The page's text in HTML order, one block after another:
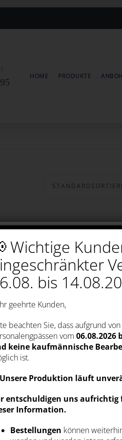
HOME PRODUKTE
Wichtige
bis
geehrte Kunden,
beachten Sie, dass aufgrund
vom06.08.2026
keine kaufmännische
ist.
Unsere Produktion läuft
entschuldigen uns
Information.
Bestellungen können
Wir verwenden
Wir nutzen auf unserer
Cookies sind notwendig (z.B.
andere sind nicht notwendig.
Cookies helfen uns bei der
und werden für
Einwilligung umfasst die
personenbezogener Daten
Verarbeitung. Klicken Sie auf
in den Einsatz von nicht
einzuwilligen oder auf „Alle
anders entscheiden. Sie
verwalten“ detaillierte
Einstellungen aufrufen. Sie
jederzeit abwählen (z.B. in
oder unten auf unserer
ALLE